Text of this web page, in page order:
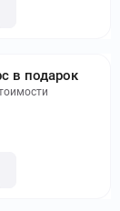
в подарок